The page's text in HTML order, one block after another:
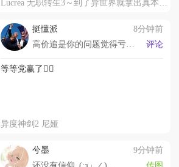
挺懂派
8分钟前
高价追是你的问题觉得亏了就哭，黄牛跟狗皮膏药一样
评论
等等党赢了✌🏻
异度神剑2 尼娅
兮墨
9分钟前